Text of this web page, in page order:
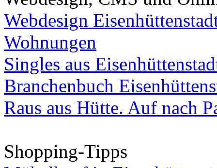
Webdesign
Wohnungen
Singles aus
Branchenbuch
Raus aus Hütte. Auf nach
Shopping-Tipps